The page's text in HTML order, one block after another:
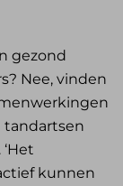
gezond
Nee, vinden
tandartsen
kunnen